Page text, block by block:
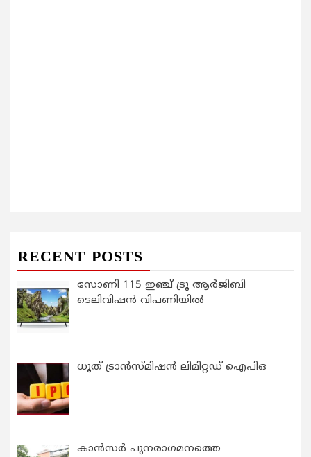
RECENT POSTS
സോണി 115 ഇഞ്ച് ട്രൂ ആർജിബി
ടെലിവിഷൻ വിപണിയിൽ
ധൂത് ട്രാൻസ്മിഷൻ ലിമിറ്റഡ് ഐപിഒ
കാന്‍സര്‍ പുനരാഗമനത്തെ